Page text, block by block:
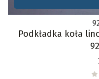
Podkładka koła